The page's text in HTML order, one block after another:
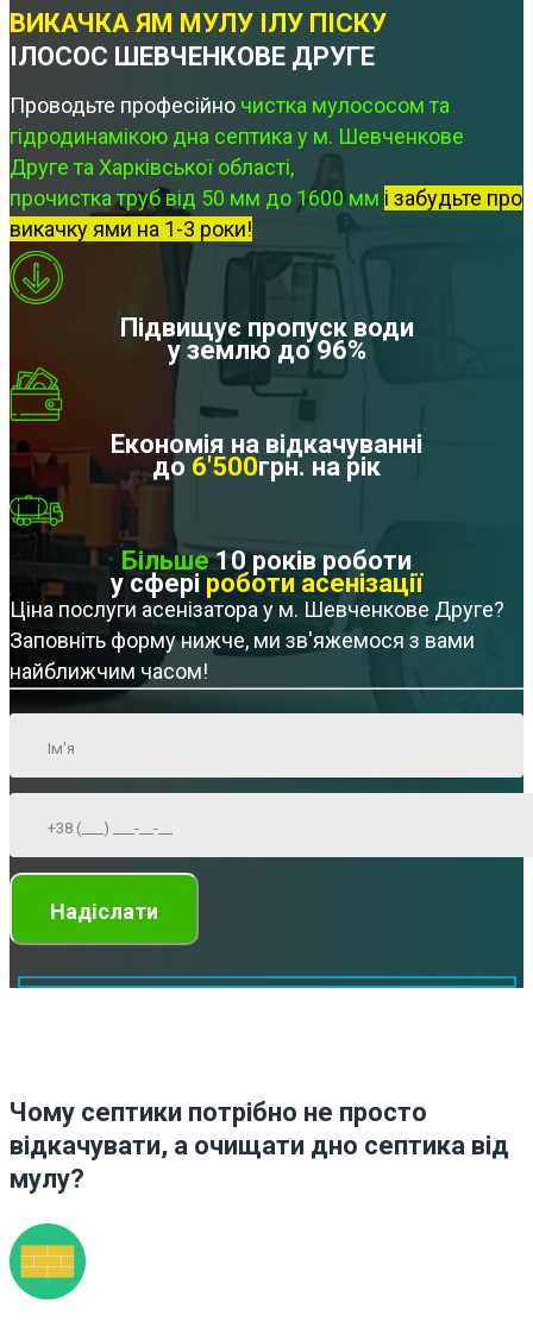
ВИКАЧКА ЯМ МУЛУ ІЛУ ПІСКУ
ІЛОСОС ШЕВЧЕНКОВЕ ДРУГЕ
Проводьте професійно чистка мулососом та
гідродинамікою дна септика у м. Шевченкове
Друге та Харківської області,
прочистка труб від 50 мм до 1600 мм і забудьте про
викачку ями на 1-3 роки!
Підвищує пропуск води
у землю до 96%
Економія на відкачуванні
до 6'500грн. на рік
Більше10 років роботи
у сфері роботи асенізації
Ціна послуги асенізатора у м. Шевченкове Друге?
Заповніть форму нижче, ми зв'яжемося з вами
найближчим часом!
Чому септики потрібно не просто
відкачувати, а очищати дно септика від
мулу?